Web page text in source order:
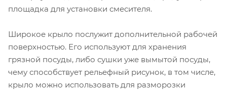
площадка для установки смесителя.
Широкое крыло послужит дополнительной рабочей
поверхностью. Его используют для хранения
грязной посуды, либо сушки уже вымытой посуды,
чему способствует рельефный рисунок, в том числе,
крыло можно использовать для разморозки